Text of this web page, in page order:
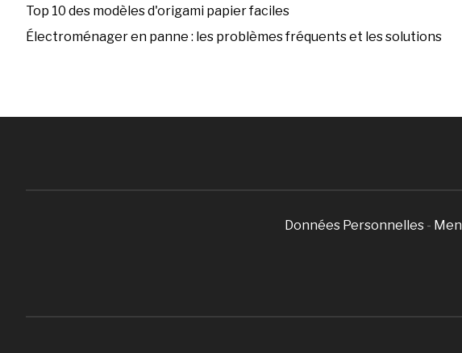
Top 10 des modèles d'origami papier faciles
Électroménager en panne : les problèmes fréquents et les solutions
Données Personnelles -